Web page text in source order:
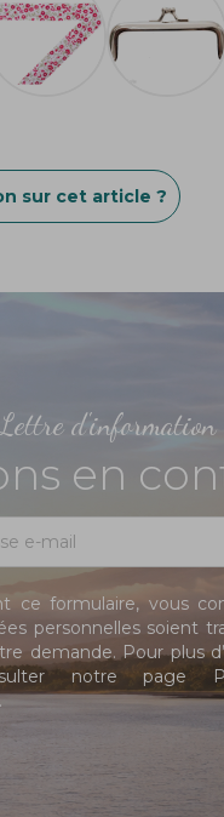
sur cet article ?
d'information
en
ce formulaire, vous
personnelles soient
demande. Pour plus
notre page
.